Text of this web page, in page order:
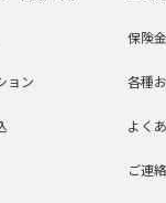
ョン
保険
各種
よく
ご連